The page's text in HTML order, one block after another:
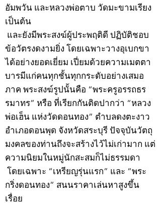
อัมพวัน และหลวงพ่อตาบ วัดมะขามเรียง
เป็นต้น
และยังมีพระสงฆ์ผู้ประพฤติดี ปฏิบัติชอบ
ข้อวัตรงดงามยิ่ง โดยเฉพาะวางอุเบกขา
ได้อย่างยอดเยี่ยม เปี่ยมด้วยความเมตตา
บารมีแก่คนทุกชั้นทุกกระดับอย่างเสมอ
ภาค พระสงฆ์รูปนั้นคือ “พระครูอรรถธร
รมาทร” หรือ ที่เรียกกันติดปากว่า “หลวง
พ่อเฮ็น แห่งวัดดอนทอง” ตำบลดงตะงาว
อำเภอดอนพุด จังหวัดสระบุรี ปัจจุบันวัตถุ
มงคลของท่านถึงจะสร้างไว้ไม่เก่ามาก แต่
ความนิยมในหมู่นักสะสมก็ไม่ธรรมดา
โดยเฉพาะ “เหรียญรุ่นแรก” และ “พระ
กริ่งดอนทอง” สนนราคาเล่นหาสูงขึ้น
เรื่อย